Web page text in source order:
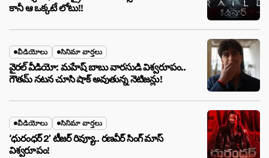
కానీ ఆ ఒక్కటే లోటు!!
వీడియోలు సినిమా వార్తలు
వైరల్ వీడియో: మహేష్ బాబు వారసుడి విశ్వరూపం..
గౌతమ్ నటన చూసి షాక్ అవుతున్న నెటిజన్లు!
వీడియోలు సినిమా వార్తలు
‘ధురంధర్ 2’ టీజర్ రివ్యూ.. రణవీర్ సింగ్ మాస్
విశ్వరూపం!